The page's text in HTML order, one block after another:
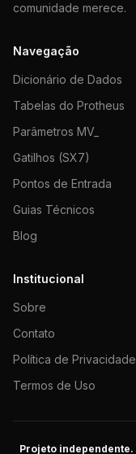
comunidade merece.
Navegação
Dicionário de Dados
Tabelas do Protheus
Parâmetros MV_
Gatilhos (SX7)
Pontos de Entrada
Guias Técnicos
Blog
Institucional
Sobre
Contato
Política de Privacidade
Termos de Uso
Projeto independente.